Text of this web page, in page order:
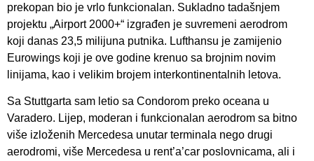
prekopan bio je vrlo funkcionalan. Sukladno tadašnjem
projektu „Airport 2000+“ izgrađen je suvremeni aerodrom
koji danas 23,5 milijuna putnika. Lufthansu je zamijenio
Eurowings koji je ove godine krenuo sa brojnim novim
linijama, kao i velikim brojem interkontinentalnih letova.
Sa Stuttgarta sam letio sa Condorom preko oceana u
Varadero. Lijep, moderan i funkcionalan aerodrom sa bitno
više izloženih Mercedesa unutar terminala nego drugi
aerodromi, više Mercedesa u rent’a’car poslovnicama, ali i